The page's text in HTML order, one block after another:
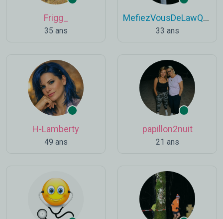
Frigg_
35 ans
MefiezVousDeLawQuiDort
33 ans
H-Lamberty
49 ans
papillon2nuit
21 ans